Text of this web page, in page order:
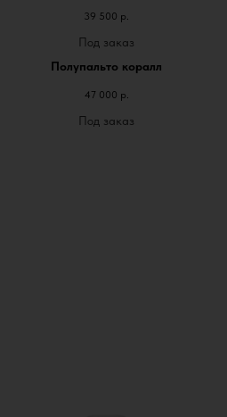
39 500 р.
Полупальто коралл
47 000 р.